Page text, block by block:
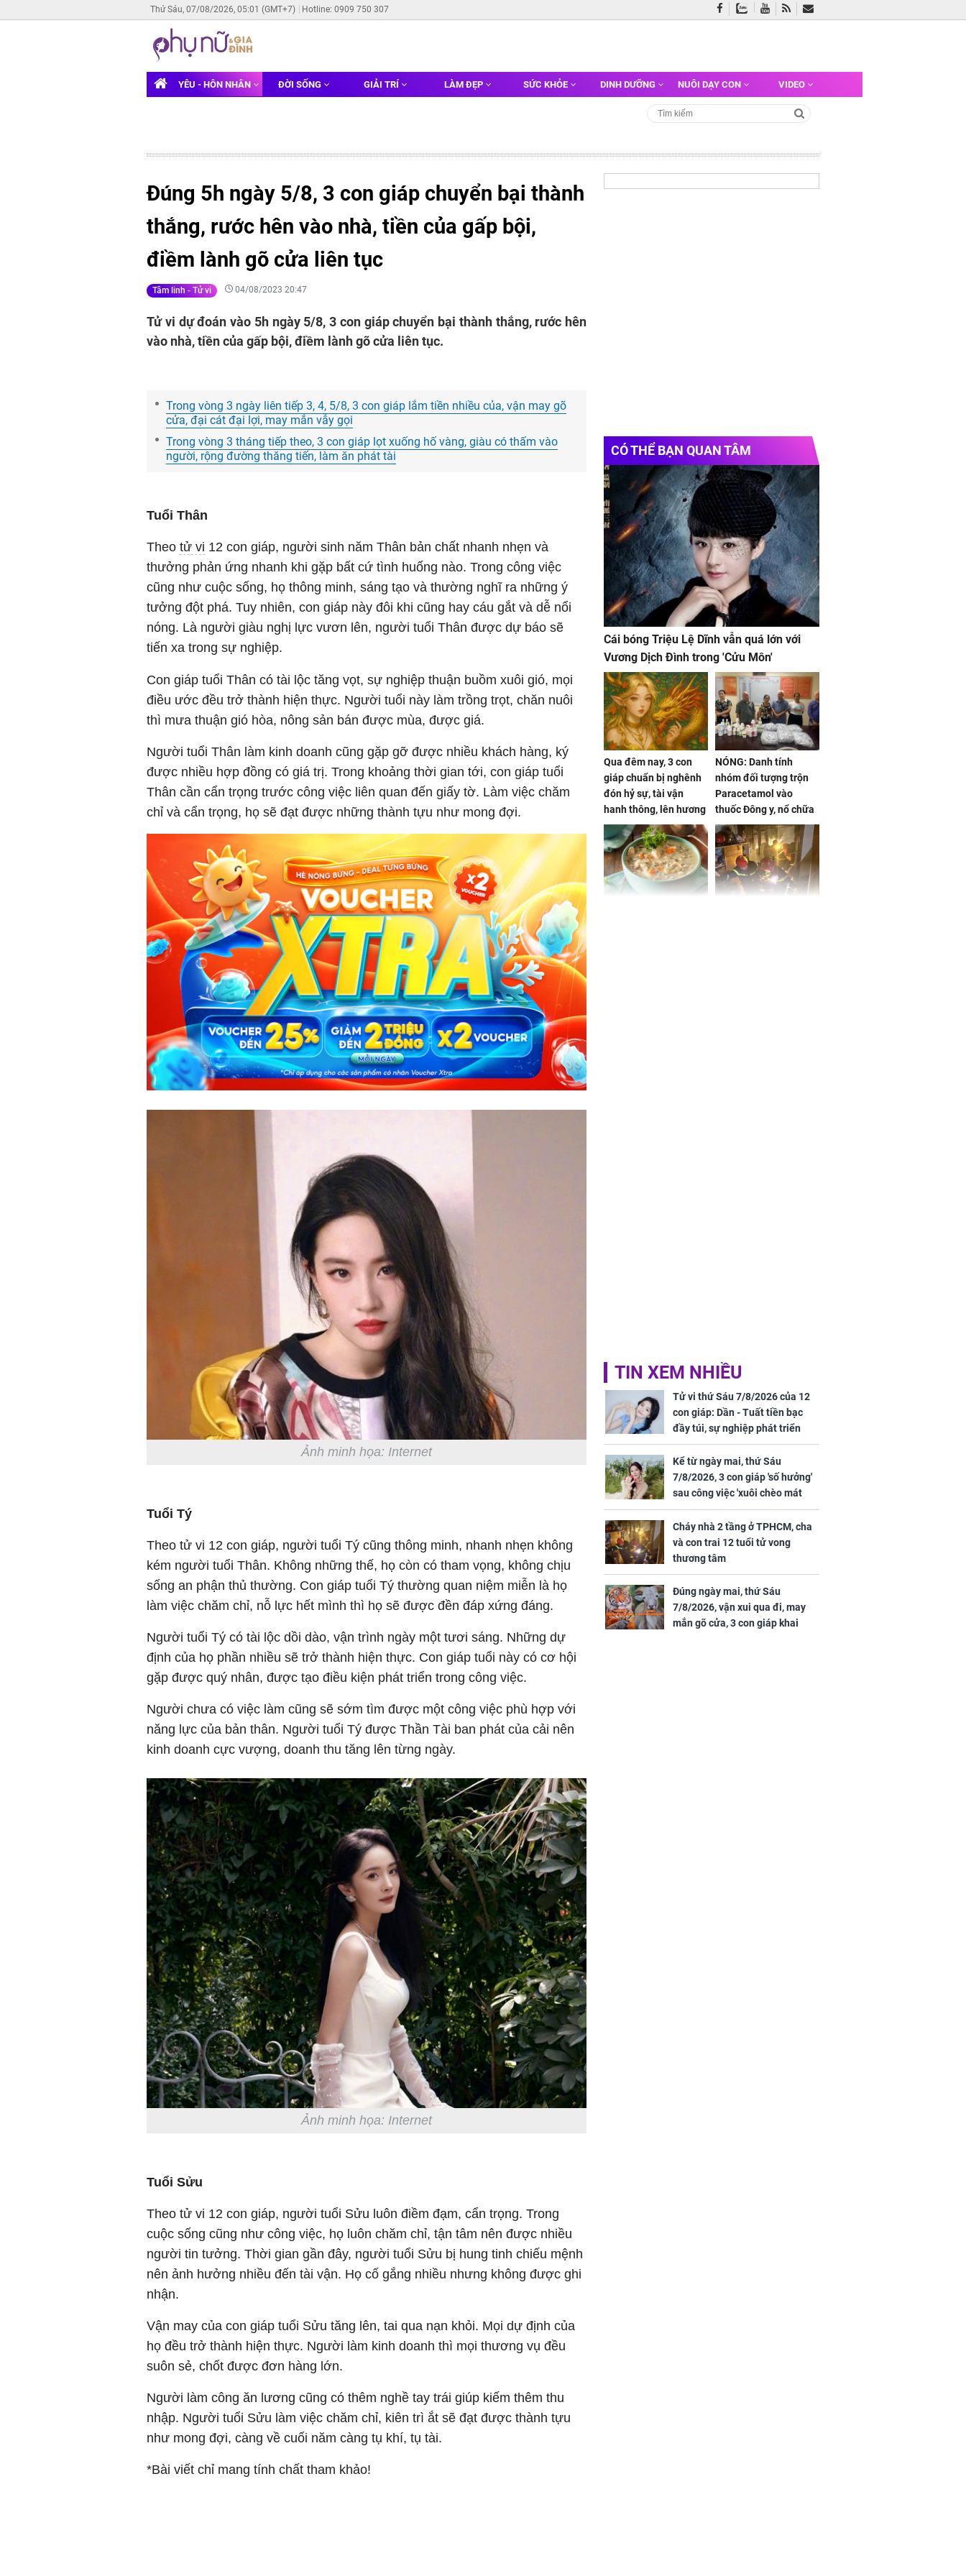
Thứ Sáu, 07/08/2026, 05:01 (GMT+7) Hotline: 0909 750 307
YÊU - HÔN NHÂN ĐỜI SỐNG GIẢI TRÍ LÀM ĐẸP SỨC KHỎE DINH DƯỠNG NUÔI DẠY CON VIDEO
Đúng 5h ngày 5/8, 3 con giáp chuyển bại thành
thắng, rước hên vào nhà, tiền của gấp bội,
điềm lành gõ cửa liên tục
Tâm linh - Tử vi 04/08/2023 20:47
Tử vi dự đoán vào 5h ngày 5/8, 3 con giáp chuyển bại thành thắng, rước hên
vào nhà, tiền của gấp bội, điềm lành gõ cửa liên tục.
Trong vòng 3 ngày liên tiếp 3, 4, 5/8, 3 con giáp lắm tiền nhiều của, vận may gõ
cửa, đại cát đại lợi, may mắn vẫy gọi
Trong vòng 3 tháng tiếp theo, 3 con giáp lọt xuống hố vàng, giàu có thấm vào
người, rộng đường thăng tiến, làm ăn phát tài
Tuổi Thân
Theo tử vi 12 con giáp, người sinh năm Thân bản chất nhanh nhẹn và
thưởng phản ứng nhanh khi gặp bất cứ tình huống nào. Trong công việc
cũng như cuộc sống, họ thông minh, sáng tạo và thường nghĩ ra những ý
tưởng đột phá. Tuy nhiên, con giáp này đôi khi cũng hay cáu gắt và dễ nổi
nóng. Là người giàu nghị lực vươn lên, người tuổi Thân được dự báo sẽ
tiến xa trong sự nghiệp.
Con giáp tuổi Thân có tài lộc tăng vọt, sự nghiệp thuận buồm xuôi gió, mọi
điều ước đều trở thành hiện thực. Người tuổi này làm trồng trọt, chăn nuôi
thì mưa thuận gió hòa, nông sản bán được mùa, được giá.
Người tuổi Thân làm kinh doanh cũng gặp gỡ được nhiều khách hàng, ký
được nhiều hợp đồng có giá trị. Trong khoảng thời gian tới, con giáp tuổi
Thân cần cẩn trọng trước công việc liên quan đến giấy tờ. Làm việc chăm
chỉ và cẩn trọng, họ sẽ đạt được những thành tựu như mong đợi.
Ảnh minh họa: Internet
Tuổi Tý
Theo tử vi 12 con giáp, người tuổi Tý cũng thông minh, nhanh nhẹn không
kém người tuổi Thân. Không những thế, họ còn có tham vọng, không chịu
sống an phận thủ thường. Con giáp tuổi Tý thường quan niệm miễn là họ
làm việc chăm chỉ, nỗ lực hết mình thì họ sẽ được đền đáp xứng đáng.
Người tuổi Tý có tài lộc dồi dào, vận trình ngày một tươi sáng. Những dự
định của họ phần nhiều sẽ trở thành hiện thực. Con giáp tuổi này có cơ hội
gặp được quý nhân, được tạo điều kiện phát triển trong công việc.
Người chưa có việc làm cũng sẽ sớm tìm được một công việc phù hợp với
năng lực của bản thân. Người tuổi Tý được Thần Tài ban phát của cải nên
kinh doanh cực vượng, doanh thu tăng lên từng ngày.
Ảnh minh họa: Internet
Tuổi Sửu
Theo tử vi 12 con giáp, người tuổi Sửu luôn điềm đạm, cẩn trọng. Trong
cuộc sống cũng như công việc, họ luôn chăm chỉ, tận tâm nên được nhiều
người tin tưởng. Thời gian gần đây, người tuổi Sửu bị hung tinh chiếu mệnh
nên ảnh hưởng nhiều đến tài vận. Họ cố gắng nhiều nhưng không được ghi
nhận.
Vận may của con giáp tuổi Sửu tăng lên, tai qua nạn khỏi. Mọi dự định của
họ đều trở thành hiện thực. Người làm kinh doanh thì mọi thương vụ đều
suôn sẻ, chốt được đơn hàng lớn.
Người làm công ăn lương cũng có thêm nghề tay trái giúp kiếm thêm thu
nhập. Người tuổi Sửu làm việc chăm chỉ, kiên trì ắt sẽ đạt được thành tựu
như mong đợi, càng về cuối năm càng tụ khí, tụ tài.
*Bài viết chỉ mang tính chất tham khảo!
CÓ THỂ BẠN QUAN TÂM
Cái bóng Triệu Lệ Dĩnh vẫn quá lớn với
Vương Dịch Đình trong 'Cửu Môn'
Qua đêm nay, 3 con
giáp chuẩn bị nghênh
đón hỷ sự, tài vận
hanh thông, lên hương
hóa Rồng hóa Phượng,
gom hết may mắn về
nhà
NÓNG: Danh tính
nhóm đối tượng trộn
Paracetamol vào
thuốc Đông y, nổ chữa
bách bệnh
TIN XEM NHIỀU
Tử vi thứ Sáu 7/8/2026 của 12
con giáp: Dần - Tuất tiền bạc
đầy túi, sự nghiệp phát triển
hưng thịnh, Mão - Thân tài lộc
ảm đạm, mọi sự khó thành công
mỹ mãn
Kể từ ngày mai, thứ Sáu
7/8/2026, 3 con giáp 'số hưởng'
sau công việc 'xuôi chèo mát
mái', tiền tài 'thu về như nước',
tình duyên viên mãn
Cháy nhà 2 tầng ở TPHCM, cha
và con trai 12 tuổi tử vong
thương tâm
Đúng ngày mai, thứ Sáu
7/8/2026, vận xui qua đi, may
mắn gõ cửa, 3 con giáp khai